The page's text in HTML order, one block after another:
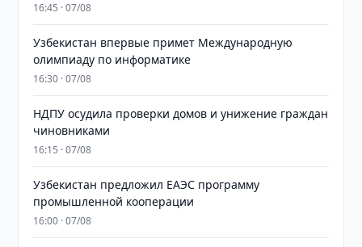
16:45 · 07/08
Узбекистан впервые примет Международную
олимпиаду по информатике
16:30 · 07/08
НДПУ осудила проверки домов и унижение граждан
чиновниками
16:15 · 07/08
Узбекистан предложил ЕАЭС программу
промышленной кооперации
16:00 · 07/08